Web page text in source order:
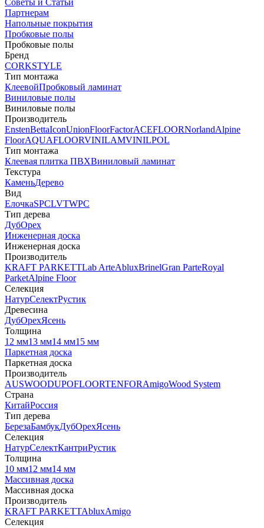
Советы и Статьи
Партнерам
Напольные покрытия
Пробковые полы
Пробковые полы
Бренд
CORKSTYLE
Тип монтажа
КлеевойПробковый ламинат
Виниловые полы
Виниловые полы
Производитель
EnstenBettaIconUnionFloorFactorACEFLOORNorlandAlpine
FloorAQUAFLOORVINILAMVINILPOL
Тип монтажа
Клеевая плитка ПВХВиниловый ламинат
Текстура
КаменьДерево
Вид
ЕлочкаSPCLVTWPC
Тип дерева
ДубОрех
Инженерная доска
Инженерная доска
Производитель
KRAFT PARKETTLab ArteAbluxBrinelGran ParteRoyal
ParketAlpine Floor
Селекция
НатурСелектРустик
Древесина
ДубОрехЯсень
Толщина
12 мм13 мм14 мм15 мм
Паркетная доска
Паркетная доска
Производитель
AUSWOODUPOFLOORTENFORAmigoWood System
Страна
КитайРоссия
Тип дерева
БерезаБамбукДубОрехЯсень
Селекция
НатурСелектКантриРустик
Толщина
10 мм12 мм14 мм
Массивная доска
Массивная доска
Производитель
KRAFT PARKETTAbluxAmigo
Селекция